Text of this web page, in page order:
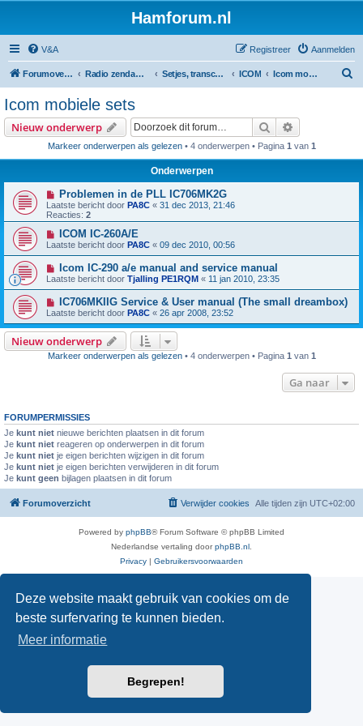
Deze website maakt gebruik van cookies om de
beste surfervaring te kunnen bieden.
Meer informatie
Begrepen!
Hamforum.nl
V&A Aanmelden
Registreer
Forumoverzicht Radio zendamateur, luisteramateur en elektronica zelfbouw Setjes, transceivers, portofoons, ontvangers, mods, tips, etc ICOM Icom mobiele sets
Icom mobiele sets
Nieuw onderwerp Zoek
Markeer onderwerpen als gelezen• 4 onderwerpen • Pagina 1 van 1
Onderwerpen
Problemen in de PLL IC706MK2G
Laatste bericht door PA8C « 31 dec 2013, 21:46
Reacties: 2
ICOM IC-260A/E
Laatste bericht door PA8C « 09 dec 2010, 00:56
Icom IC-290 a/e manual and service manual
Laatste bericht door Tjalling PE1RQM « 11 jan 2010, 23:35
IC706MKIIG Service & User manual (The small dreambox)
Laatste bericht door PA8C « 26 apr 2008, 23:52
Nieuw onderwerp
Markeer onderwerpen als gelezen• 4 onderwerpen • Pagina 1 van 1
Ga naar
FORUMPERMISSIES
Je kunt niet nieuwe berichten plaatsen in dit forum
Je kunt niet reageren op onderwerpen in dit forum
Je kunt niet je eigen berichten wijzigen in dit forum
Je kunt niet je eigen berichten verwijderen in dit forum
Je kunt geen bijlagen plaatsen in dit forum
Forumoverzicht Alle tijden zijn UTC+02:00
Verwijder cookies
Powered by phpBB® Forum Software © phpBB Limited
Nederlandse vertaling doorphpBB.nl
Privacy | Gebruikersvoorwaarden